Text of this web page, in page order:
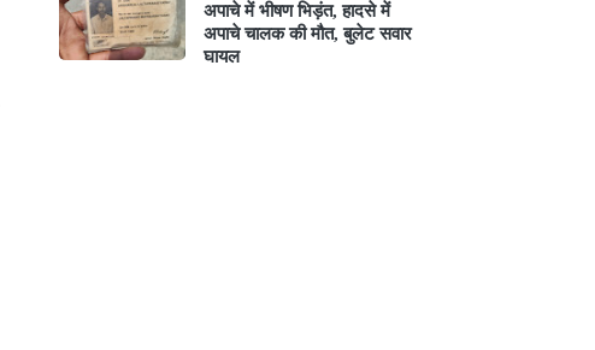
अपाचे में भीषण भिड़ंत, हादसे में
अपाचे चालक की मौत, बुलेट सवार
घायल